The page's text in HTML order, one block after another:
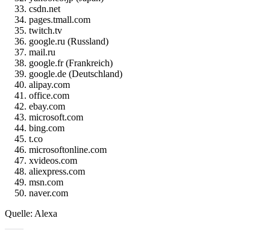
csdn.net
pages.tmall.com
twitch.tv
google.ru (Russland)
mail.ru
google.fr (Frankreich)
google.de (Deutschland)
alipay.com
office.com
ebay.com
microsoft.com
bing.com
t.co
microsoftonline.com
xvideos.com
aliexpress.com
msn.com
naver.com
Quelle: Alexa